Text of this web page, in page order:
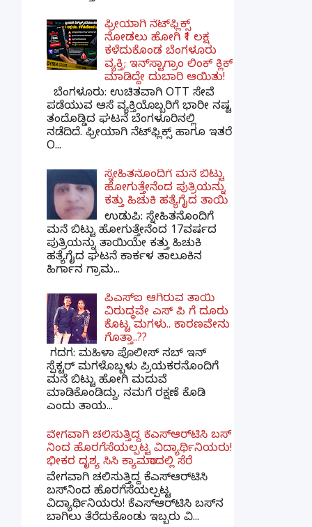
ಫ್ರೀಯಾಗಿ ನೆಟ್‌ಫ್ಲಿಕ್ಸ್
ನೋಡಲು ಹೋಗಿ ₹1 ಲಕ್ಷ
ಕಳೆದುಕೊಂಡ ಬೆಂಗಳೂರು
ವ್ಯಕ್ತಿ; ಇನ್‌ಸ್ಟಾಗ್ರಾಂ ಲಿಂಕ್ ಕ್ಲಿಕ್
ಮಾಡಿದ್ದೇ ದುಬಾರಿ ಆಯಿತು!
ಬೆಂಗಳೂರು: ಉಚಿತವಾಗಿ OTT ಸೇವೆ
ಪಡೆಯುವ ಆಸೆ ವ್ಯಕ್ತಿಯೊಬ್ಬರಿಗೆ ಭಾರೀ ನಷ್ಟ
ತಂದೊಡ್ಡಿದ ಘಟನೆ ಬೆಂಗಳೂರಿನಲ್ಲಿ
ನಡೆದಿದೆ. ಫ್ರೀಯಾಗಿ ನೆಟ್‌ಫ್ಲಿಕ್ಸ್ ಹಾಗೂ ಇತರೆ
O...
ಸ್ನೇಹಿತನೊಂದಿಗೆ ಮನೆ ಬಿಟ್ಟು
ಹೋಗುತ್ತೇನೆಂದ ಪುತ್ರಿಯನ್ನು
ಕತ್ತು ಹಿಚುಕಿ ಹತ್ಯೆಗೈದ ತಾಯಿ
ಉಡುಪಿ: ಸ್ನೇಹಿತನೊಂದಿಗೆ
ಮನೆ ಬಿಟ್ಟು ಹೋಗುತ್ತೇನೆಂದ 17ವರ್ಷದ
ಪುತ್ರಿಯನ್ನು ತಾಯಿಯೇ ಕತ್ತು ಹಿಚುಕಿ
ಹತ್ಯೆಗೈದ ಘಟನೆ ಕಾರ್ಕಳ ತಾಲೂಕಿನ
ಹಿರ್ಗಾನ ಗ್ರಾಮ...
ಪಿಎಸ್​ಐ ಆಗಿರುವ ತಾಯಿ
ವಿರುದ್ಧವೇ ಎಸ್ ಪಿ ಗೆ ದೂರು
ಕೊಟ್ಟ ಮಗಳು.. ಕಾರಣವೇನು
ಗೊತ್ತಾ..??
ಗದಗ​: ಮಹಿಳಾ ಪೊಲೀಸ್​ ಸಬ್ ​ಇನ್​
ಸ್ಪೆಕ್ಟರ್​ ಮಗಳೊಬ್ಬಳು ಪ್ರಿಯಕರನೊಂದಿಗೆ
ಮನೆ ಬಿಟ್ಟು ಹೋಗಿ ಮದುವೆ
ಮಾಡಿಕೊಂಡಿದ್ದು, ನಮಗೆ ರಕ್ಷಣೆ ಕೊಡಿ
ಎಂದು ತಾಯ...
ವೇಗವಾಗಿ ಚಲಿಸುತ್ತಿದ್ದ ಕೆಎಸ್​ಆರ್​ಟಿಸಿ ಬಸ್​
ನಿಂದ ಹೊರಗೆಸೆಯಲ್ಪಟ್ಟ ವಿದ್ಯಾರ್ಥಿನಿಯರು!
ಭೀಕರ ದೃಶ್ಯ ಸಿಸಿ ಕ್ಯಾಮರಾದಲ್ಲಿ ಸೆರೆ
ವೇಗವಾಗಿ ಚಲಿಸುತ್ತಿದ್ದ ಕೆಎಸ್‌ಆರ್‌ಟಿಸಿ
ಬಸ್‌ನಿಂದ ಹೊರಗೆಸೆಯಲ್ಪಟ್ಟ
ವಿದ್ಯಾರ್ಥಿನಿಯರು! ಕೆಎಸ್‌ಆರ್‌ಟಿಸಿ ಬಸ್‌ನ
ಬಾಗಿಲು ತೆರೆದುಕೊಂಡು ಇಬ್ಬರು ವಿ...